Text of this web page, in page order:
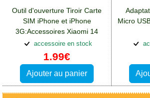
Outil d'ouverture Tiroir Carte
SIM iPhone et iPhone
3G:Accessoires Xiaomi 14
Ultra
accessoire en stock
1.99€
Ajouter au panier
Micro